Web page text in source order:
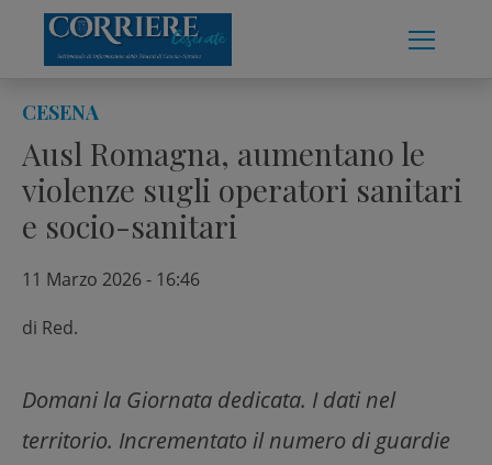
content
CESENA
Ausl Romagna, aumentano le
violenze sugli operatori sanitari
e socio-sanitari
11 Marzo 2026 - 16:46
di Red.
Domani la Giornata dedicata. I dati nel
territorio. Incrementato il numero di guardie